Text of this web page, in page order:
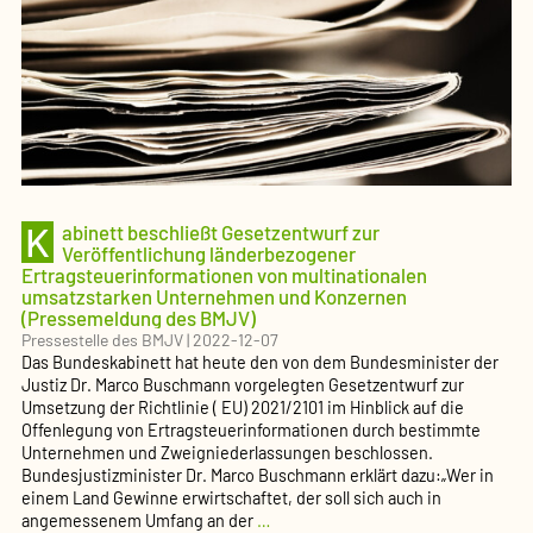
des
BMJV)
K abinett beschließt Gesetzentwurf zur
Veröffentlichung länderbezogener
Ertragsteuerinformationen von multinationalen
umsatzstarken Unternehmen und Konzernen
(Pressemeldung des BMJV)
Pressestelle des BMJV|2022-12-07
Das Bundeskabinett hat heute den von dem Bundesminister der
Justiz Dr. Marco Buschmann vorgelegten Gesetzentwurf zur
Umsetzung der Richtlinie ( EU) 2021/2101 im Hinblick auf die
Offenlegung von Ertragsteuerinformationen durch bestimmte
Unternehmen und Zweigniederlassungen beschlossen.
Bundesjustizminister Dr. Marco Buschmann erklärt dazu:„Wer in
einem Land Gewinne erwirtschaftet, der soll sich auch in
angemessenem Umfang an der …